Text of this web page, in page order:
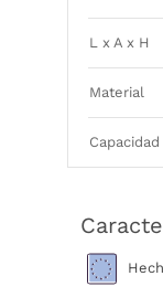
L x A x H
Material
Capacidad